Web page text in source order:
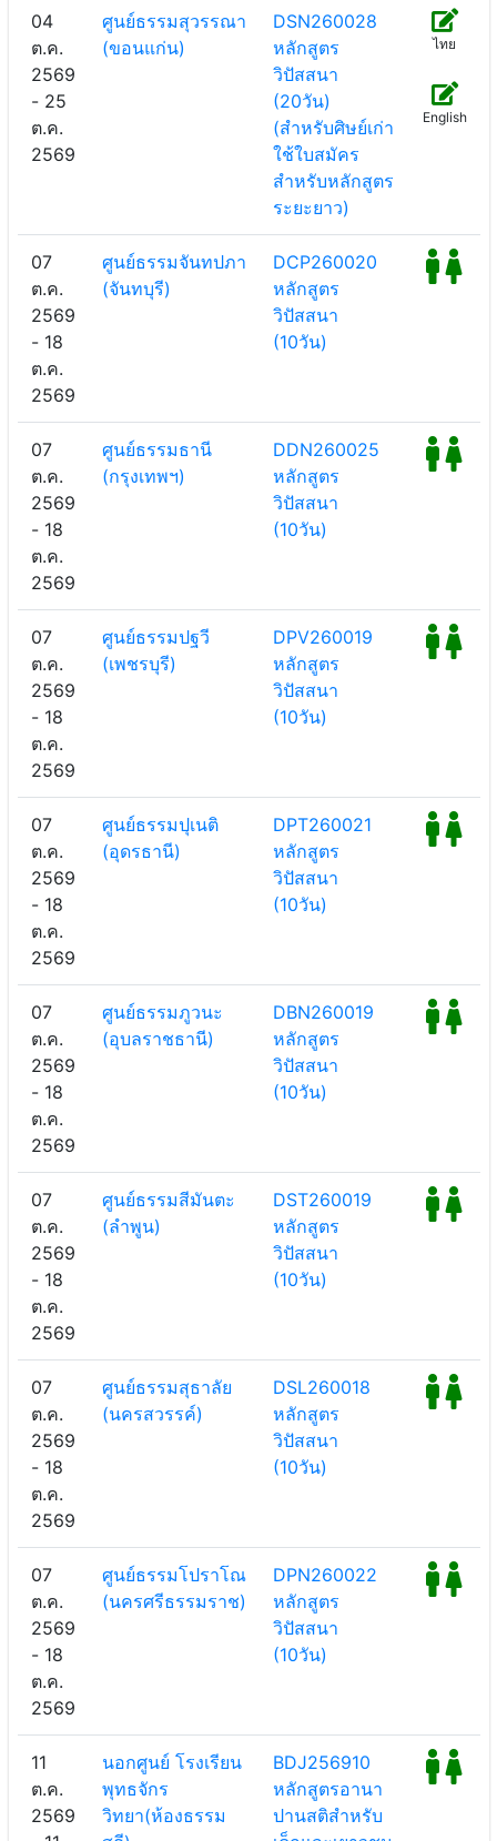
04
ต.ค.
2569
- 25
ต.ค.
2569
ศูนย์ธรรมสุวรรณา
(ขอนแก่น)
DSN260028
หลักสูตร
วิปัสสนา
(20วัน)
(สำหรับศิษย์เก่า
ใช้ใบสมัคร
สำหรับหลักสูตร
ระยะยาว)
ไทย
English
07
ต.ค.
2569
- 18
ต.ค.
2569
ศูนย์ธรรมจันทปภา
(จันทบุรี)
DCP260020
หลักสูตร
วิปัสสนา
(10วัน)
07
ต.ค.
2569
- 18
ต.ค.
2569
ศูนย์ธรรมธานี
(กรุงเทพฯ)
DDN260025
หลักสูตร
วิปัสสนา
(10วัน)
07
ต.ค.
2569
- 18
ต.ค.
2569
ศูนย์ธรรมปฐวี
(เพชรบุรี)
DPV260019
หลักสูตร
วิปัสสนา
(10วัน)
07
ต.ค.
2569
- 18
ต.ค.
2569
ศูนย์ธรรมปุเนติ
(อุดรธานี)
DPT260021
หลักสูตร
วิปัสสนา
(10วัน)
07
ต.ค.
2569
- 18
ต.ค.
2569
ศูนย์ธรรมภูวนะ
(อุบลราชธานี)
DBN260019
หลักสูตร
วิปัสสนา
(10วัน)
07
ต.ค.
2569
- 18
ต.ค.
2569
ศูนย์ธรรมสีมันตะ
(ลำพูน)
DST260019
หลักสูตร
วิปัสสนา
(10วัน)
07
ต.ค.
2569
- 18
ต.ค.
2569
ศูนย์ธรรมสุธาลัย
(นครสวรรค์)
DSL260018
หลักสูตร
วิปัสสนา
(10วัน)
07
ต.ค.
2569
- 18
ต.ค.
2569
ศูนย์ธรรมโปราโณ
(นครศรีธรรมราช)
DPN260022
หลักสูตร
วิปัสสนา
(10วัน)
11
ต.ค.
2569
นอกศูนย์ โรงเรียน
พุทธจักร
วิทยา(ห้องธรรม
BDJ256910
หลักสูตรอานา
ปานสติสำหรับ